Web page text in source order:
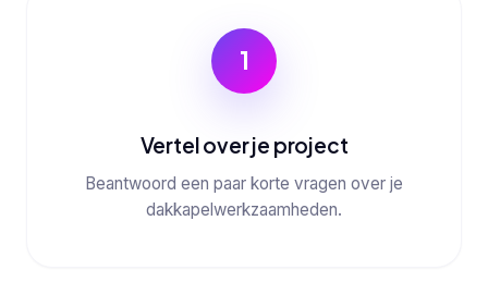
1
Vertel over je project
Beantwoord een paar korte vragen over je
dakkapelwerkzaamheden.